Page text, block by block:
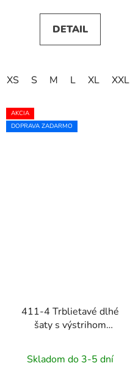
DETAIL
XS S M L XL XXL
AKCIA
DOPRAVA ZADARMO
411-4 Trblietavé dlhé
šaty s výstrihom
Skladom do 3-5 dní